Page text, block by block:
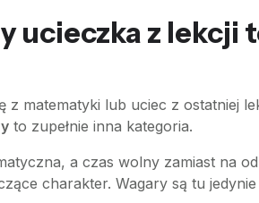
ucieczka z lekcji
z matematyki lub uciec z ostatniej
to zupełnie inna kategoria.
a czas wolny zamiast na
charakter. Wagary są tu